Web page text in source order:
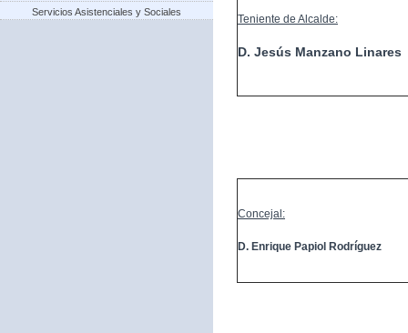
Servicios Asistenciales y Sociales
Teniente de Alcalde:
D. Jesús Manzano Linares
Concejal:
D. Enrique Papiol Rodríguez